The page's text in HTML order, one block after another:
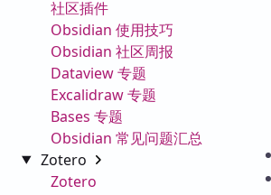
社区插件
Obsidian 使用技巧
Obsidian 社区周报
Dataview 专题
Excalidraw 专题
Bases 专题
Obsidian 常见问题汇总
Zotero
Zotero